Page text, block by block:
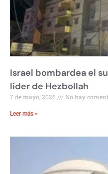
Israel bombardea el
líder de Hezbollah
7 de mayo, 2026 No hay
Leer más »